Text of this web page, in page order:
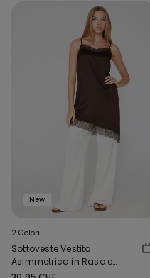
New
2 Colori
Sottoveste Vestito
Asimmetrica in Raso e
Pizzo